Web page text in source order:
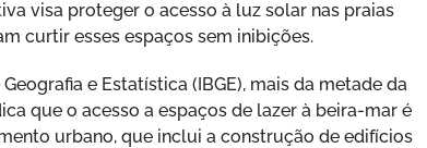
visa proteger o acesso à luz solar nas praias
curtir esses espaços sem inibições.
e Estatística (IBGE), mais da metade da
que o acesso a espaços de lazer à beira-mar é
urbano, que inclui a construção de edifícios